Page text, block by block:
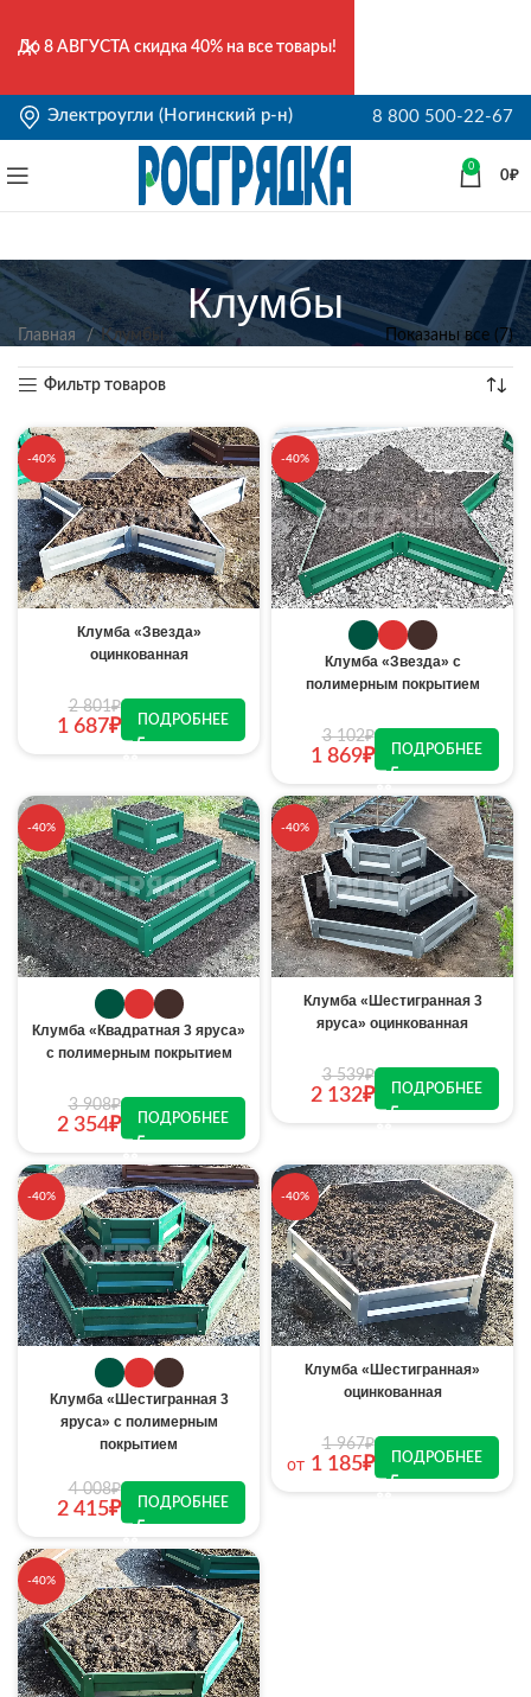
Электроугли (Ногинский р-н) 8 800 500-22-67
0
0₽
Клумбы
Главная Клумбы Показаны все (7)
Фильтр товаров
-40%
Клумба «Звезда»
оцинкованная
2 801₽
1 687₽ ПОДРОБНЕЕ
-40%
Клумба «Звезда» с
полимерным покрытием
3 102₽
1 869₽ ПОДРОБНЕЕ
-40%
Клумба «Квадратная 3 яруса»
с полимерным покрытием
3 908₽
2 354₽ ПОДРОБНЕЕ
-40%
Клумба «Шестигранная 3
яруса» оцинкованная
3 539₽
2 132₽ ПОДРОБНЕЕ
-40%
Клумба «Шестигранная 3
яруса» с полимерным
покрытием
4 008₽
2 415₽ ПОДРОБНЕЕ
-40%
Клумба «Шестигранная»
оцинкованная
от
1 967₽
1 185₽ ПОДРОБНЕЕ
-40%
До 8 АВГУСТА скидка 40% на все товары!